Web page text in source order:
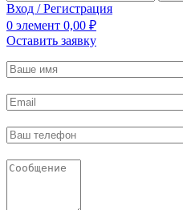
Вход / Регистрация
0 элемент 0,00 ₽
Оставить заявку